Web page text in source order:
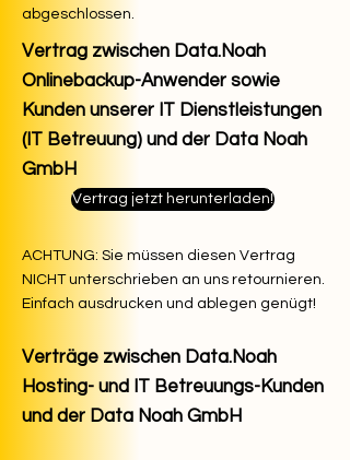
abgeschlossen.
Vertrag zwischen Data.Noah
Onlinebackup-Anwender sowie
Kunden unserer IT Dienstleistungen
(IT Betreuung) und der Data Noah
GmbH
ACHTUNG: Sie müssen diesen Vertrag
NICHT unterschrieben an uns retournieren.
Einfach ausdrucken und ablegen genügt!
Vertrag jetzt herunterladen!
Verträge zwischen Data.Noah
Hosting- und IT Betreuungs-Kunden
und der Data Noah GmbH